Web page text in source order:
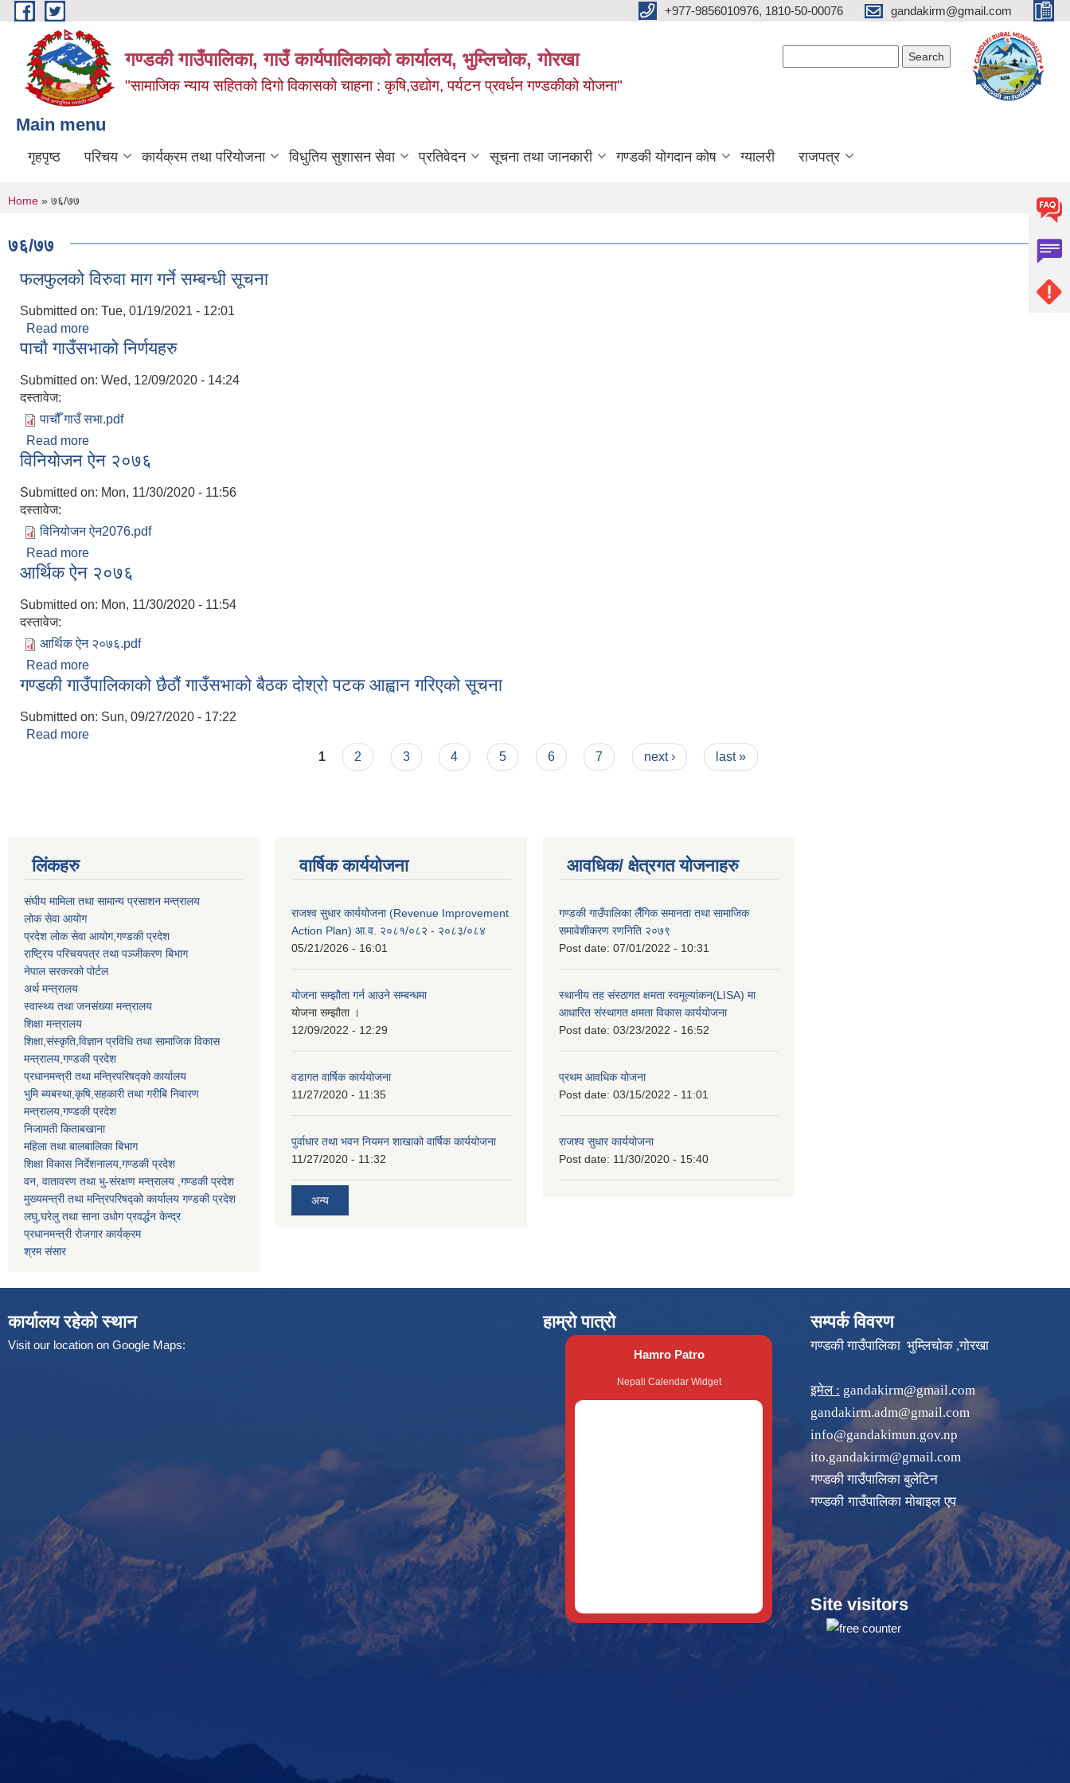
Skip to main content +977-9856010976, 1810-50-00076 gandakirm@gmail.com
गण्डकी गाउँपालिका, गाउँ कार्यपालिकाको कार्यालय, भुम्लिचोक, गोरखा
"सामाजिक न्याय सहितको दिगो विकासको चाहना : कृषि,उद्योग, पर्यटन प्रवर्धन गण्डकीको योजना"
Main menu
गृहपृष्ठ परिचय कार्यक्रम तथा परियोजना विधुतिय सुशासन सेवा प्रतिवेदन सूचना तथा जानकारी गण्डकी योगदान कोष ग्यालरी राजपत्र
You are here
Home » ७६/७७
७६/७७
फलफुलको विरुवा माग गर्ने सम्बन्धी सूचना
Submitted on: Tue, 01/19/2021 - 12:01
Read more
पाचाै गाउँसभाको निर्णयहरु
Submitted on: Wed, 12/09/2020 - 14:24
दस्तावेज:
पाचौँ गाउँ सभा.pdf
Read more
विनियोजन ऐन २०७६
Submitted on: Mon, 11/30/2020 - 11:56
दस्तावेज:
विनियोजन ऐन2076.pdf
Read more
आर्थिक ऐन २०७६
Submitted on: Mon, 11/30/2020 - 11:54
दस्तावेज:
आर्थिक ऐन २०७६.pdf
Read more
गण्डकी गाउँपालिकाको छैठौं गाउँसभाको बैठक दोश्रो पटक आह्वान गरिएको सूचना
Submitted on: Sun, 09/27/2020 - 17:22
Read more
1 2 3 4 5 6 7 next › last »
लिंकहरु
संघीय मामिला तथा सामान्य प्रसाशन मन्त्रालय
लोक सेवा आयोग
प्रदेश लोक सेवा आयोग,गण्डकी प्रदेश
राष्ट्रिय परिचयपत्र तथा पञ्जीकरण बिभाग
नेपाल सरकरको पोर्टल
अर्थ मन्त्रालय
स्वास्थ्य तथा जनसंख्या मन्त्रालय
शिक्षा मन्त्रालय
शिक्षा,संस्कृति,विज्ञान प्रविधि तथा सामाजिक विकास
मन्त्रालय,गण्डकी प्रदेश
प्रधानमन्त्री तथा मन्त्रिपरिषद्को कार्यालय
भुमि ब्यबस्था,कृषि,सहकारी तथा गरीबि निवारण
मन्त्रालय,गण्डकी प्रदेश
निजामती किताबखाना
महिला तथा बालबालिका बिभाग
शिक्षा विकास निर्देशनालय,गण्डकी प्रदेश
वन, वातावरण तथा भु-संरक्षण मन्त्रालय ,गण्डकी प्रदेश
मुख्यमन्त्री तथा मन्त्रिपरिषद्को कार्यालय गण्डकी प्रदेश
लघु,घरेलु तथा साना उधोग प्रवर्द्धन केन्द्र
प्रधानमन्त्री रोजगार कार्यक्रम
श्रम संसार
वार्षिक कार्ययोजना
राजश्व सुधार कार्ययोजना (Revenue Improvement
Action Plan) आ.व. २०८१/०८२ - २०८३/०८४
05/21/2026 - 16:01
योजना सम्झौता गर्न आउने सम्बन्धमा
योजना सम्झौता ।
12/09/2022 - 12:29
वडागत वार्षिक कार्ययोजना
11/27/2020 - 11:35
पुर्वाधार तथा भवन नियमन शाखाको वार्षिक कार्ययोजना
11/27/2020 - 11:32
अन्य
आवधिक/ क्षेत्रगत योजनाहरु
गण्डकी गाउँपालिका लैँगिक समानता तथा सामाजिक
समावेशीकरण रणनिति २०७९
Post date: 07/01/2022 - 10:31
स्थानीय तह संस्ठागत क्षमता स्वमूल्यांकन(LISA) मा
आधारित संस्थागत क्षमता विकास कार्ययोजना
Post date: 03/23/2022 - 16:52
प्रथम आवधिक योजना
Post date: 03/15/2022 - 11:01
राजश्व सुधार कार्ययोजना
Post date: 11/30/2020 - 15:40
कार्यालय रहेको स्थान
Visit our location on Google Maps:
हाम्रो पात्रो
Hamro Patro
Nepali Calendar Widget
सम्पर्क विवरण
गण्डकी गाउँपालिका भुम्लिचोक ,गोरखा
इमेल : gandakirm@gmail.com
gandakirm.adm@gmail.com
info@gandakimun.gov.np
ito.gandakirm@gmail.com
गण्डकी गाउँपालिका बुलेटिन
गण्डकी गाउँपालिका मोबाइल एप
Site visitors